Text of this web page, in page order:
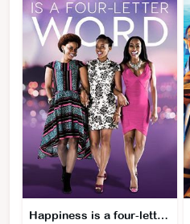
Happiness is a four-letter word